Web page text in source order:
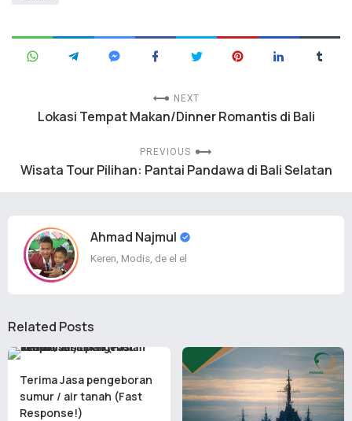
NEXT
Lokasi Tempat Makan/Dinner Romantis di Bali
PREVIOUS
Wisata Tour Pilihan: Pantai Pandawa di Bali Selatan
Ahmad Najmul
Keren, Modis, de el el
Related Posts
Terima Jasa pengeboran
sumur / air tanah (Fast
Response!)